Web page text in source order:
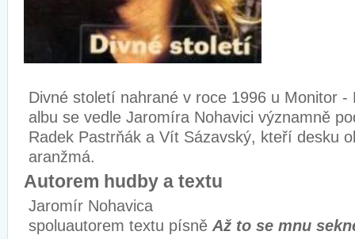
Divné století nahrané v roce 1996 u Monitor -
albu se vedle Jaromíra Nohavici významně
Radek Pastrňák a Vít Sázavský, kteří desku
aranžmá.
Autorem hudby a textu
Jaromír Nohavica
spoluautorem textu písně Až to se mnu